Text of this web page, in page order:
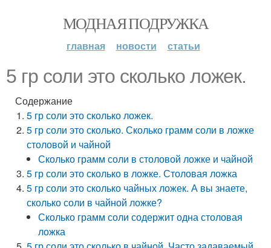
МОДНАЯ ПОДРУЖКА
главная новости статьи
5 гр соли это сколько ложек.
Содержание
5 гр соли это сколько ложек.
5 гр соли это сколько. Сколько грамм соли в ложке
столовой и чайной
Сколько грамм соли в столовой ложке и чайной
5 гр соли это сколько в ложке. Столовая ложка
5 гр соли это сколько чайных ложек. А вы знаете,
сколько соли в чайной ложке?
Сколько грамм соли содержит одна столовая
ложка